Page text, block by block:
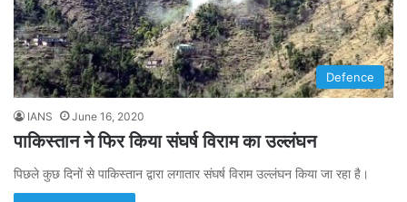
Defence
IANS June 16, 2020
पाकिस्तान ने फिर किया संघर्ष विराम का उल्लंघन
पिछले कुछ दिनों से पाकिस्तान द्वारा लगातार संघर्ष विराम उल्लंघन किया जा रहा है।